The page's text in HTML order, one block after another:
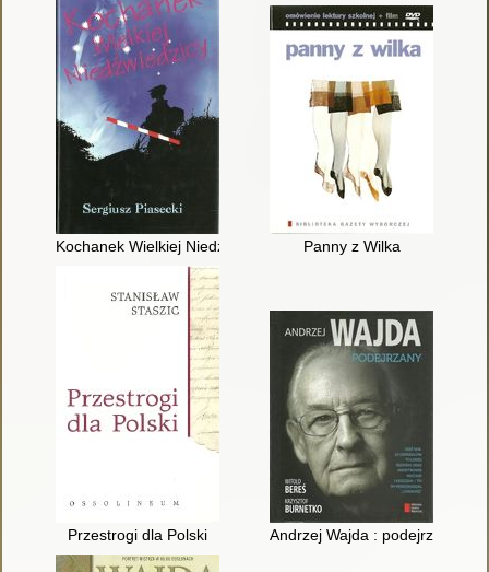
Kochanek Wielkiej Niedźwiedzicy Panny z Wilka
Przestrogi dla Polski Andrzej Wajda : podejrzany